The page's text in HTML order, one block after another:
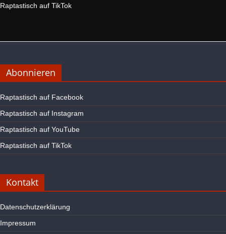
Raptastisch auf TikTok
Abonnieren
Raptastisch auf Facebook
Raptastisch auf Instagram
Raptastisch auf YouTube
Raptastisch auf TikTok
Kontakt
Datenschutzerklärung
Impressum